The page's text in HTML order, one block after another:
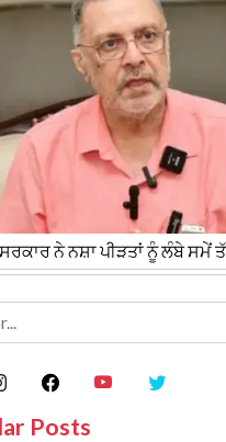
ਨੇ ਨਸ਼ਾ ਪੀੜਤਾਂ ਨੂੰ ਲੰਬੇ ਸਮੇਂ
Posts